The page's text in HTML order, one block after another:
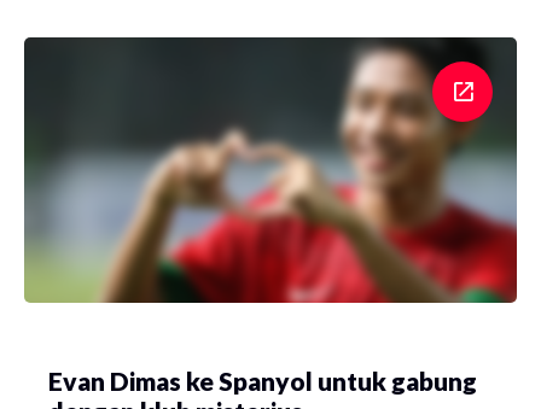
Evan Dimas ke Spanyol untuk gabung